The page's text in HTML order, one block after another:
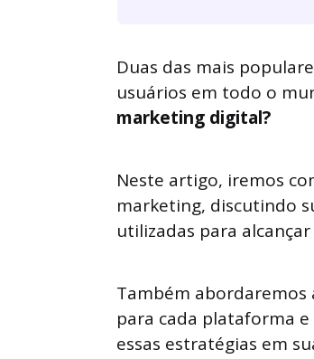
Duas das mais
usuários em todo o
marketing digital?
Neste artigo, iremos
marketing, discutindo
utilizadas para
Também
para cada plataforma
essas estratégias em